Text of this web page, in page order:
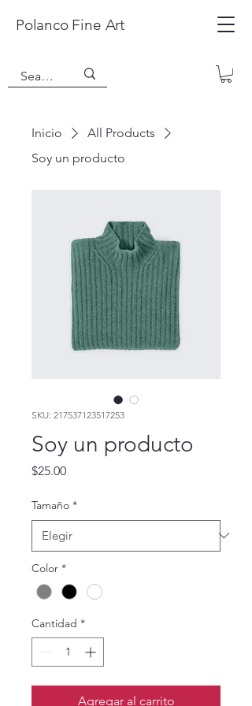
Polanco Fine Art
Inicio
All Products
Soy un producto
SKU: 217537123517253
Soy un producto
$25.00Precio
Tamaño *
Color *
Cantidad *
Agregar al carrito